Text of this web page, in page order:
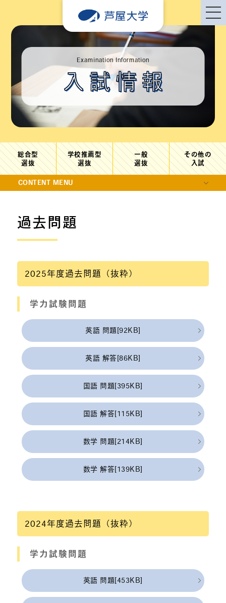
Examination Information
入試情報
総合型
選抜
学校推薦型
選抜
一般
選抜
その他の
入試
CONTENT MENU
過去問題
2025年度過去問題（抜粋）
学力試験問題
英語 問題[92KB]
英語 解答[86KB]
国語 問題[395KB]
国語 解答[115KB]
数学 問題[214KB]
数学 解答[139KB]
2024年度過去問題（抜粋）
学力試験問題
英語 問題[453KB]